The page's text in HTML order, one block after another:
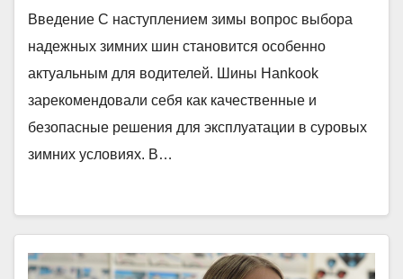
Введение С наступлением зимы вопрос выбора
надежных зимних шин становится особенно
актуальным для водителей. Шины Hankook
зарекомендовали себя как качественные и
безопасные решения для эксплуатации в суровых
зимних условиях. В…